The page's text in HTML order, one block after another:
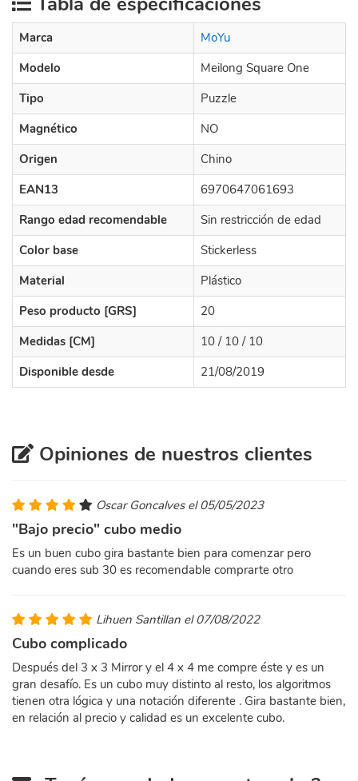
Marca
MoYu
Modelo
Meilong Square One
Tipo
Puzzle
Magnético
NO
Origen
Chino
EAN13
6970647061693
Rango edad recomendable
Sin restricción de edad
Color base
Stickerless
Material
Plástico
Peso producto [GRS]
20
Medidas [CM]
10 / 10 / 10
Disponible desde
21/08/2019
Opiniones de nuestros clientes
Oscar Goncalves el 05/05/2023
"Bajo precio" cubo medio
Es un buen cubo gira bastante bien para comenzar pero
cuando eres sub 30 es recomendable comprarte otro
Lihuen Santillan el 07/08/2022
Cubo complicado
Después del 3 x 3 Mirror y el 4 x 4 me compre éste y es un
gran desafío. Es un cubo muy distinto al resto, los algoritmos
tienen otra lógica y una notación diferente . Gira bastante bien,
en relación al precio y calidad es un excelente cubo.